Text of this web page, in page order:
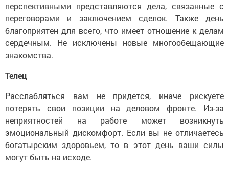
перспективными представляются дела, связанные с
переговорами и заключением сделок. Также день
благоприятен для всего, что имеет отношение к делам
сердечным. Не исключены новые многообещающие
знакомства.
Телец
Расслабляться вам не придется, иначе рискуете
потерять свои позиции на деловом фронте. Из-за
неприятностей на работе может возникнуть
эмоциональный дискомфорт. Если вы не отличаетесь
богатырским здоровьем, то в этот день ваши силы
могут быть на исходе.